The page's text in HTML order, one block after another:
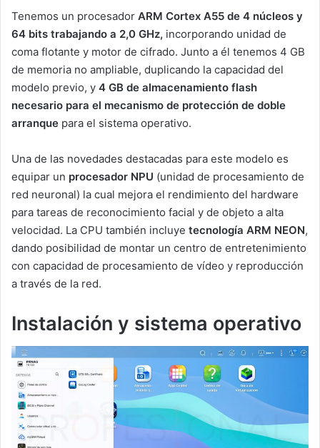
Tenemos un procesador ARM Cortex A55 de 4 núcleos y
64 bits trabajando a 2,0 GHz, incorporando unidad de
coma flotante y motor de cifrado. Junto a él tenemos 4 GB
de memoria no ampliable, duplicando la capacidad del
modelo previo, y 4 GB de almacenamiento flash
necesario para el mecanismo de protección de doble
arranque para el sistema operativo.
Una de las novedades destacadas para este modelo es
equipar un procesador NPU (unidad de procesamiento de
red neuronal) la cual mejora el rendimiento del hardware
para tareas de reconocimiento facial y de objeto a alta
velocidad. La CPU también incluye tecnología ARM NEON,
dando posibilidad de montar un centro de entretenimiento
con capacidad de procesamiento de vídeo y reproducción
a través de la red.
Instalación y sistema operativo